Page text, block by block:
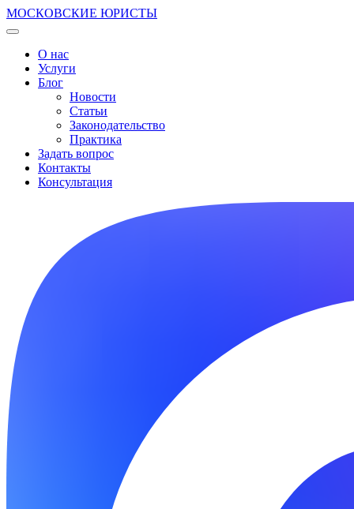
МОСКОВСКИЕ ЮРИСТЫ
О нас
Услуги
Блог
Новости
Статьи
Законодательство
Практика
Задать вопрос
Контакты
Консультация